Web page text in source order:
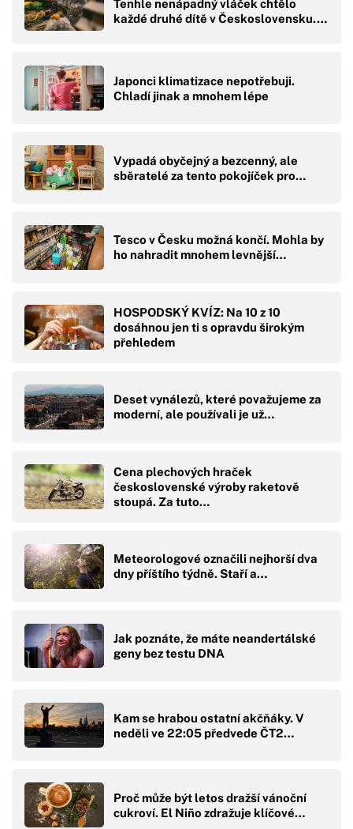
Tenhle nenápadný vláček chtělo
každé druhé dítě v Československu.…
Japonci klimatizace nepotřebuji.
Chladí jinak a mnohem lépe
Vypadá obyčejný a bezcenný, ale
sběratelé za tento pokojíček pro…
Tesco v Česku možná končí. Mohla by
ho nahradit mnohem levnější…
HOSPODSKÝ KVÍZ: Na 10 z 10
dosáhnou jen ti s opravdu širokým
přehledem
Deset vynálezů, které považujeme za
moderní, ale používali je už…
Cena plechových hraček
československé výroby raketově
stoupá. Za tuto…
Meteorologové označili nejhorší dva
dny příštího týdně. Staří a…
Jak poznáte, že máte neandertálské
geny bez testu DNA
Kam se hrabou ostatní akčňáky. V
neděli ve 22:05 předvede ČT2…
Proč může být letos dražší vánoční
cukroví. El Niño zdražuje klíčové…